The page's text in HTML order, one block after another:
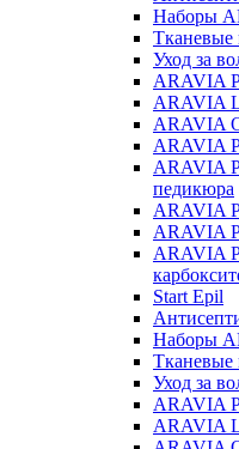
Наборы
Тканевые
Уход за
ARAVIA
ARAVIA
ARAVIA
ARAVIA
ARAVIA
педикюра
ARAVIA
ARAVIA
ARAVIA
Start Epil
Наборы
Тканевые
Уход за
ARAVIA
ARAVIA